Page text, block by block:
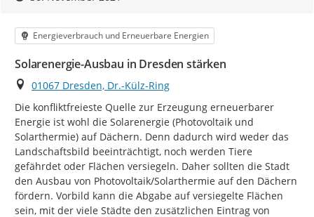
Kategorie
Energieverbrauch und Erneuerbare Energien
Solarenergie-Ausbau in Dresden stärken
Ort
01067 Dresden, Dr.-Külz-Ring
Die konfliktfreieste Quelle zur Erzeugung erneuerbarer
Energie ist wohl die Solarenergie (Photovoltaik und
Solarthermie) auf Dächern. Denn dadurch wird weder das
Landschaftsbild beeinträchtigt, noch werden Tiere
gefährdet oder Flächen versiegeln. Daher sollten die Stadt
den Ausbau von Photovoltaik/Solarthermie auf den Dächern
fördern. Vorbild kann die Abgabe auf versiegelte Flächen
sein, mit der viele Städte den zusätzlichen Eintrag von